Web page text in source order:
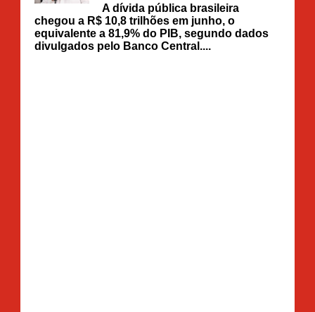
A dívida pública brasileira
chegou a R$ 10,8 trilhões em junho, o
equivalente a 81,9% do PIB, segundo dados
divulgados pelo Banco Central....